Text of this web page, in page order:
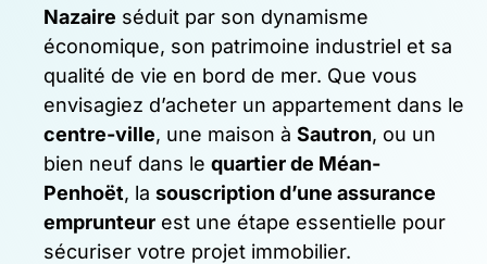
Nazaire séduit par son dynamisme
économique, son patrimoine industriel et sa
qualité de vie en bord de mer. Que vous
envisagiez d’acheter un appartement dans le
centre-ville, une maison àSautron, ou un
bien neuf dans lequartier de Méan-
Penhoët, lasouscription d’une assurance
emprunteur est une étape essentielle pour
sécuriser votre projet immobilier.